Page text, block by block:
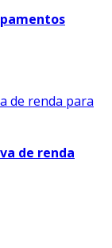
de renda